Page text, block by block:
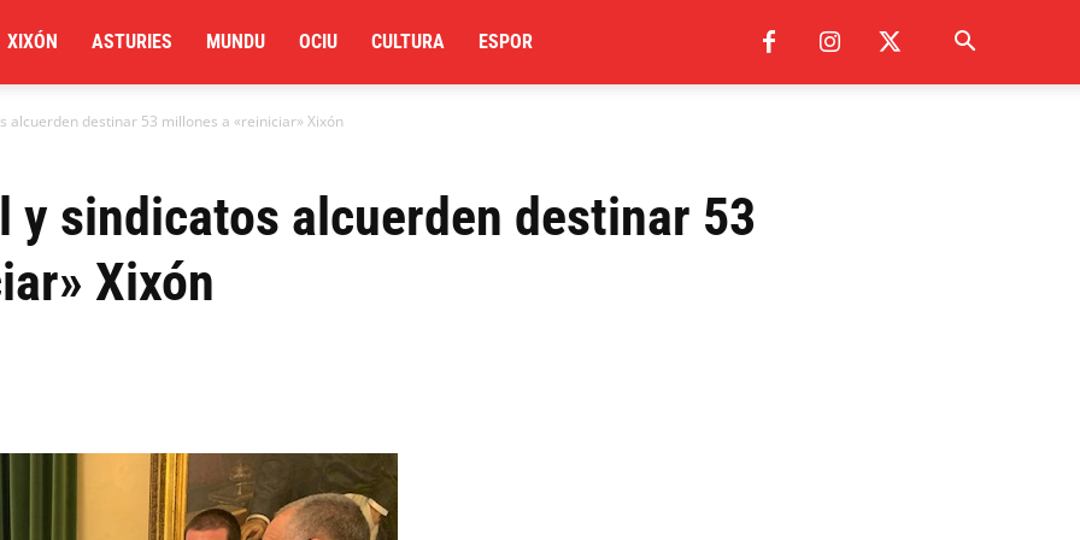
XIXÓN ASTURIES MUNDU OCIU CULTURA ESPOR
alcuerden destinar 53 millones a «reiniciar» Xixón
y sindicatos alcuerden destinar 53
Xixón